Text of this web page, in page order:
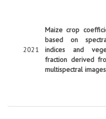
2021
Maize crop
based on
indices and
fraction derived
multispectral images